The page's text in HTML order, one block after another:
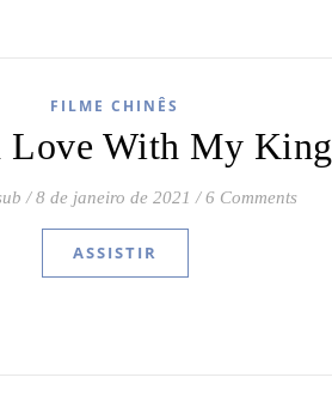
FILME CHINÊS
Love With My King
/ 8 de janeiro de 2021 / 6 Comments
ASSISTIR